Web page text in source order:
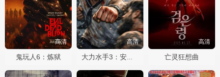
高清
鬼玩人6：炼狱
高清
大力水手3：安魂曲
高清
亡灵狂想曲